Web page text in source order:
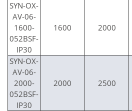
SYN-OX-
AV-06-
1600-
052BSF-
IP30
1600 2000
SYN-OX-
AV-06-
2000-
052BSF-
IP30
2000 2500